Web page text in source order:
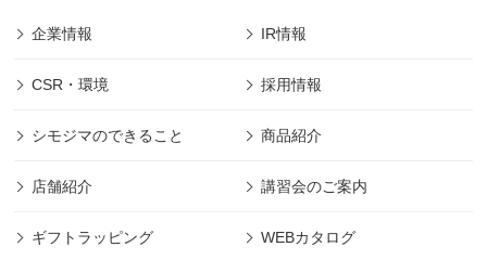
企業情報 IR情報
CSR・環境 採用情報
シモジマのできること 商品紹介
店舗紹介 講習会のご案内
ギフトラッピング WEBカタログ